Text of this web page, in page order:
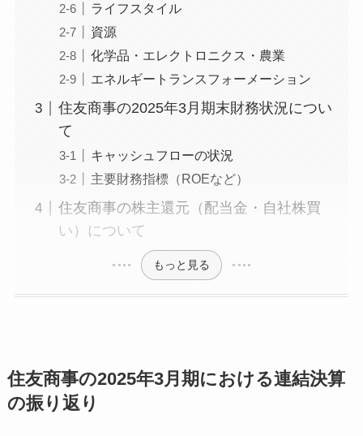
ライフスタイル
資源
化学品・エレクトロニクス・農業
エネルギートランスフォーメーション
住友商事の2025年3月期末財務状況につい
て
キャッシュフローの状況
主要財務指標（ROEなど）
住友商事の株主還元（配当金・自社株買
い）について
もっと見る
住友商事の2025年3月期における連結決算
の振り返り